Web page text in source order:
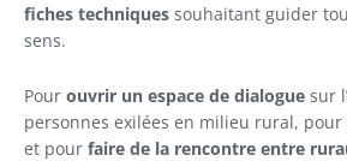
fiches techniques souhaitant guider
sens.
Pour ouvrir un espace de dialogue sur
personnes exilées en milieu rural,
et pour faire de la rencontre entre